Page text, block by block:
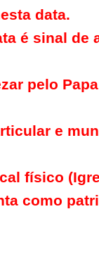
data.
é sinal de
pelo
e
físico
como